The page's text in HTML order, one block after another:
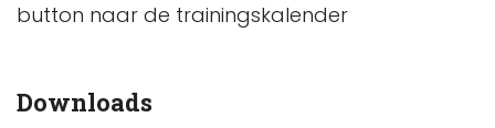
button naar de trainingskalender
Downloads